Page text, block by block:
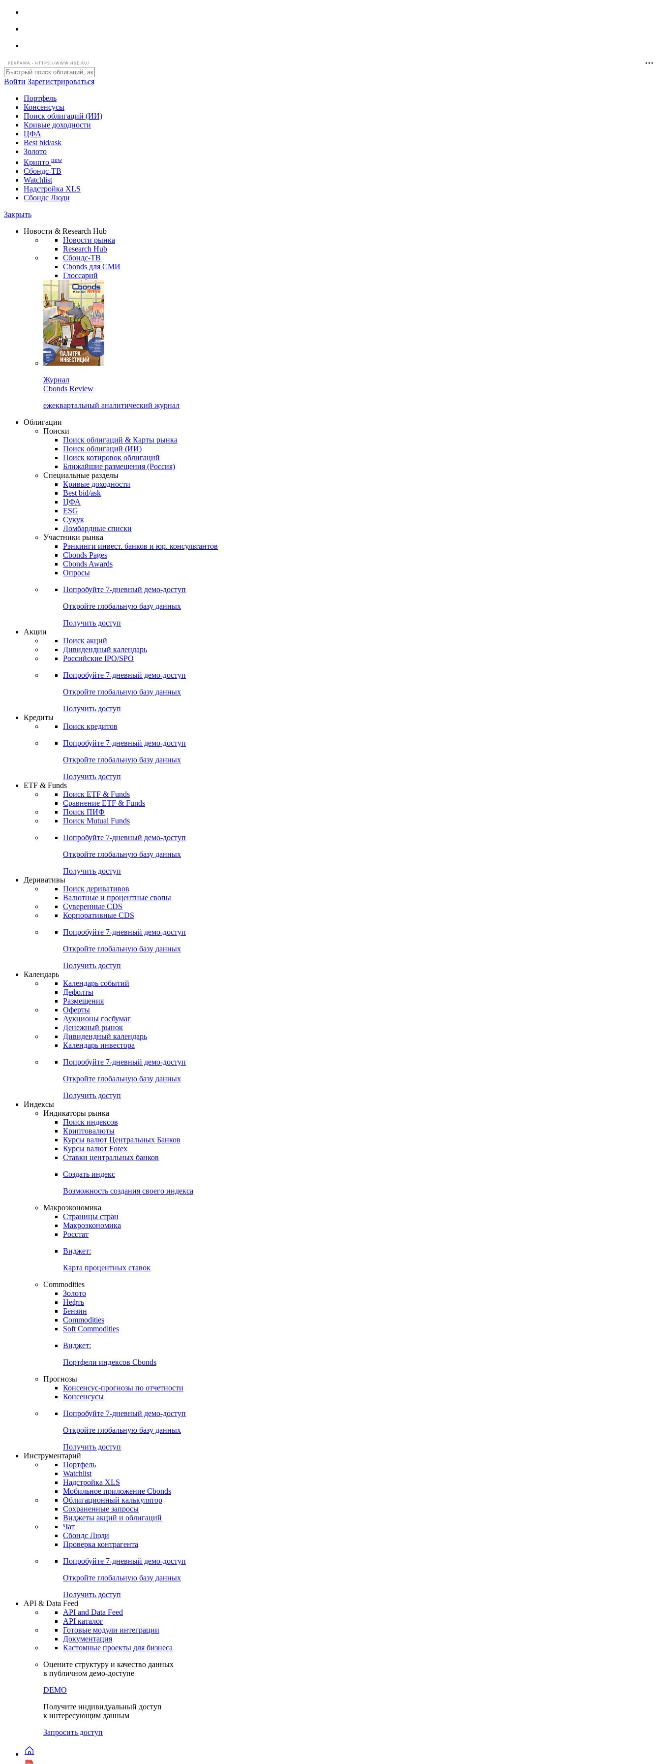
РЕКЛАМА • HTTPS://WWW.HSE.RU/
Войти Зарегистрироваться
Портфель
Консенсусы
Поиск облигаций (ИИ)
Кривые доходности
ЦФА
Best bid/ask
Золото
Криптоnew
Сбондс-ТВ
Надстройка XLS
Сбондс Люди
Новости & Research Hub
Новости рынка
Research Hub
Сбондс-ТВ
Cbonds для СМИ
Глоссарий
Журнал
Cbonds Review
ежеквартальный аналитический журнал
Облигации
Поиски
Поиск облигаций & Карты рынка
Поиск облигаций (ИИ)
Поиск котировок облигаций
Ближайшие размещения (Россия)
Специальные разделы
Кривые доходности
Best bid/ask
ЦФА
ESG
Сукук
Ломбардные списки
Участники рынка
Рэнкинги инвест. банков и юр. консультантов
Cbonds Pages
Cbonds Awards
Опросы
Попробуйте7-дневный
Откройте глобальную базу данных
Получить доступ
Акции
Поиск акций
Дивидендный календарь
Российские IPO/SPO
Попробуйте7-дневный
Откройте глобальную базу данных
Получить доступ
Кредиты
Поиск кредитов
Попробуйте7-дневный
Откройте глобальную базу данных
Получить доступ
ETF & Funds
Поиск ETF & Funds
Сравнение ETF & Funds
Поиск ПИФ
Поиск Mutual Funds
Попробуйте7-дневный
Откройте глобальную базу данных
Получить доступ
Деривативы
Поиск деривативов
Валютные и процентные свопы
Суверенные CDS
Корпоративные CDS
Попробуйте7-дневный
Откройте глобальную базу данных
Получить доступ
Календарь
Календарь событий
Дефолты
Размещения
Оферты
Аукционы госбумаг
Денежный рынок
Дивидендный календарь
Календарь инвестора
Попробуйте7-дневный
Получить доступ
Индикаторы рынка
Поиск индексов
Криптовалюты
Курсы валют Центральных Банков
Курсы валют Forex
Ставки центральных банков
Создать индекс
Возможность создания своего индекса
Макроэкономика
Страницы стран
Макроэкономика
Росстат
Виджет:
Карта процентных ставок
Commodities
Золото
Нефть
Бензин
Commodities
Soft Commodities
Виджет:
Портфели индексов Cbonds
Прогнозы
Консенсус-прогнозы по отчетности
Консенсусы
Попробуйте7-дневный
Откройте глобальную базу данных
Получить доступ
Инструментарий
Портфель
Watchlist
Надстройка XLS
Мобильное приложение Cbonds
Облигационный калькулятор
Сохраненные запросы
Виджеты акций и облигаций
Чат
Сбондс Люди
Проверка контрагента
Попробуйте7-дневный
Откройте глобальную базу данных
Получить доступ
API & Data Feed
API and Data Feed
API каталог
Документация
Кастомные проекты для бизнеса
Оцените структуру и качество данных
в публичном демо-доступе
DEMO
Получите индивидуальный доступ